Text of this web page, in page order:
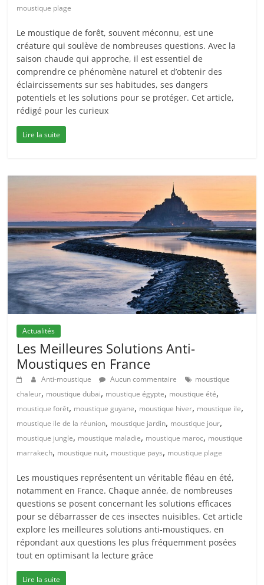
moustique plage
Le moustique de forêt, souvent méconnu, est une
créature qui soulève de nombreuses questions. Avec la
saison chaude qui approche, il est essentiel de
comprendre ce phénomène naturel et d’obtenir des
éclaircissements sur ses habitudes, ses dangers
potentiels et les solutions pour se protéger. Cet article,
rédigé pour les curieux
Lire la suite
Actualités
Les Meilleures Solutions Anti-
Moustiques en France
Anti-moustique Aucun commentaire
moustique
chaleur, moustique dubai, moustique égypte, moustique été,
moustique forêt, moustique guyane, moustique hiver, moustique ile,
moustique ile de la réunion, moustique jardin, moustique jour,
moustique jungle, moustique maladie, moustique maroc, moustique
marrakech, moustique nuit, moustique pays, moustique plage
Les moustiques représentent un véritable fléau en été,
notamment en France. Chaque année, de nombreuses
questions se posent concernant les solutions efficaces
pour se débarrasser de ces insectes nuisibles. Cet article
explore les meilleures solutions anti-moustiques, en
répondant aux questions les plus fréquemment posées
tout en optimisant la lecture grâce
Lire la suite